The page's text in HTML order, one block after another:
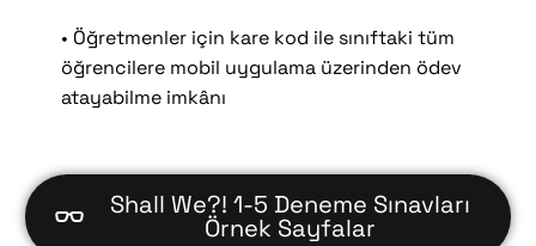
• Öğretmenler için kare kod ile sınıftaki tüm
öğrencilere mobil uygulama üzerinden ödev
atayabilme imkânı
Shall We?! 1-5 Deneme Sınavları
Örnek Sayfalar